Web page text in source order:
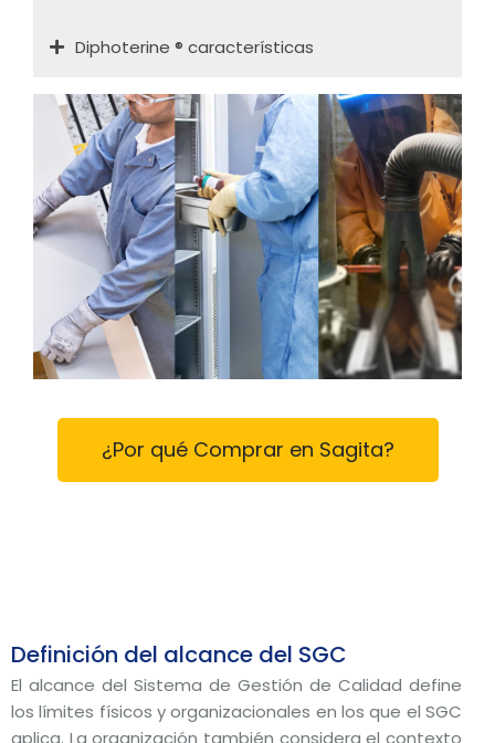
Diphoterine ® características
¿Por qué Comprar en Sagita?
Definición del alcance del SGC
El alcance del Sistema de Gestión de Calidad define
los límites físicos y organizacionales en los que el SGC